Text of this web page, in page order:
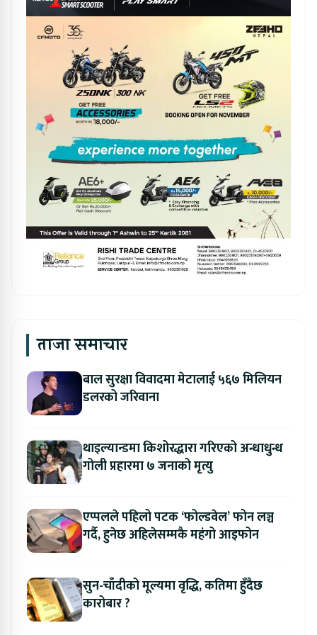
ताजा समाचार
बाल सुरक्षा विवादमा मेटालाई ५६७ मिलियन
डलरको जरिवाना
थाइल्यान्डमा किशोरद्धारा गरिएको अन्धाधुन्ध
गोली प्रहारमा ७ जनाको मृत्यु
एप्पलले पहिलो पटक ‘फोल्डवेल’ फोन लञ्च
गर्दै, हुनेछ अहिलेसम्मकै महंगो आइफोन
सुन-चाँदीको मूल्यमा वृद्धि, कतिमा हुँदैछ
कारोबार ?